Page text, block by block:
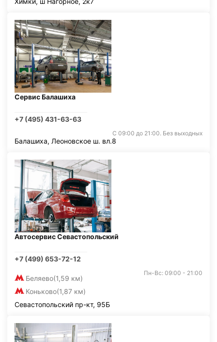
Сервис Балашиха
+7 (495) 431-63-63
С 09:00 до 21:00. Без выходных
Балашиха, Леоновское ш. вл.8
Автосервис Севастопольский
+7 (499) 653-72-12
Беляево(1,59 км)
Коньково(1,87 км)
Пн-Вс: 09:00 - 21:00
Севастопольский пр-кт, 95Б